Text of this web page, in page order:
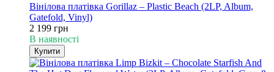
Вінілова платівка Gorillaz – Plastic Beach (2LP, Album,
Gatefold, Vinyl)
2 199 грн
В наявності
Купити